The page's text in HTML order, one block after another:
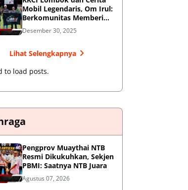
Mobil Legendaris, Om Irul:
Berkomunitas Memberi
Manfaat dan Membangun
Imej Positif
Desember 30, 2025
Lihat Selengkapnya
to load posts.
Pengprov Muaythai NTB
Resmi Dikukuhkan, Sekjen
PBMI: Saatnya NTB Juara
Agustus 07, 2026